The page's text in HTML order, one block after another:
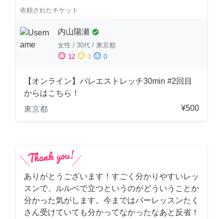
依頼されたチケット
内山陽瀬 check_circle
女性 / 30代 / 東京都
sentiment_satisfied 12 sentiment_neutral 0 sentiment_dissatisfied 0
【オンライン】バレエストレッチ30min #2回目
からはこちら！
東京都
¥500
ありがとうございます！すごく分かりやすいレッ
スンで、ルルベで立つというのがどういうことか
分かった気がします。今まではバーレッスンたく
さん受けていても分かってなかったなあと反省！